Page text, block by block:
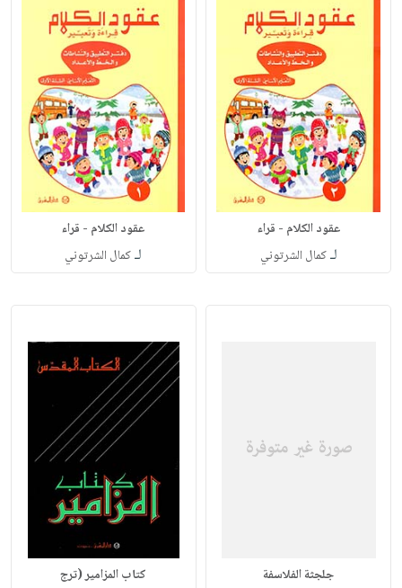
عقود الكلام - قراء
لـكمال الشرتوني
عقود الكلام - قراء
لـكمال الشرتوني
جلجثة الفلاسفة كتاب المزامير (ترج